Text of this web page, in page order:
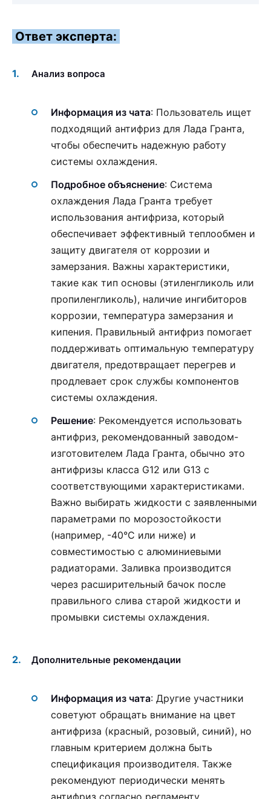
Ответ эксперта:
Анализ вопроса
Информация из чата: Пользователь ищет
подходящий антифриз для Лада Гранта,
чтобы обеспечить надежную работу
системы охлаждения.
Подробное объяснение: Система
охлаждения Лада Гранта требует
использования антифриза, который
обеспечивает эффективный теплообмен и
защиту двигателя от коррозии и
замерзания. Важны характеристики,
такие как тип основы (этиленгликоль или
пропиленгликоль), наличие ингибиторов
коррозии, температура замерзания и
кипения. Правильный антифриз помогает
поддерживать оптимальную температуру
двигателя, предотвращает перегрев и
продлевает срок службы компонентов
системы охлаждения.
Решение: Рекомендуется использовать
антифриз, рекомендованный заводом-
изготовителем Лада Гранта, обычно это
антифризы класса G12 или G13 с
соответствующими характеристиками.
Важно выбирать жидкости с заявленными
параметрами по морозостойкости
(например, -40°С или ниже) и
совместимостью с алюминиевыми
радиаторами. Заливка производится
через расширительный бачок после
правильного слива старой жидкости и
промывки системы охлаждения.
Дополнительные рекомендации
Информация из чата: Другие участники
советуют обращать внимание на цвет
антифриза (красный, розовый, синий), но
главным критерием должна быть
спецификация производителя. Также
рекомендуют периодически менять
антифриз согласно регламенту